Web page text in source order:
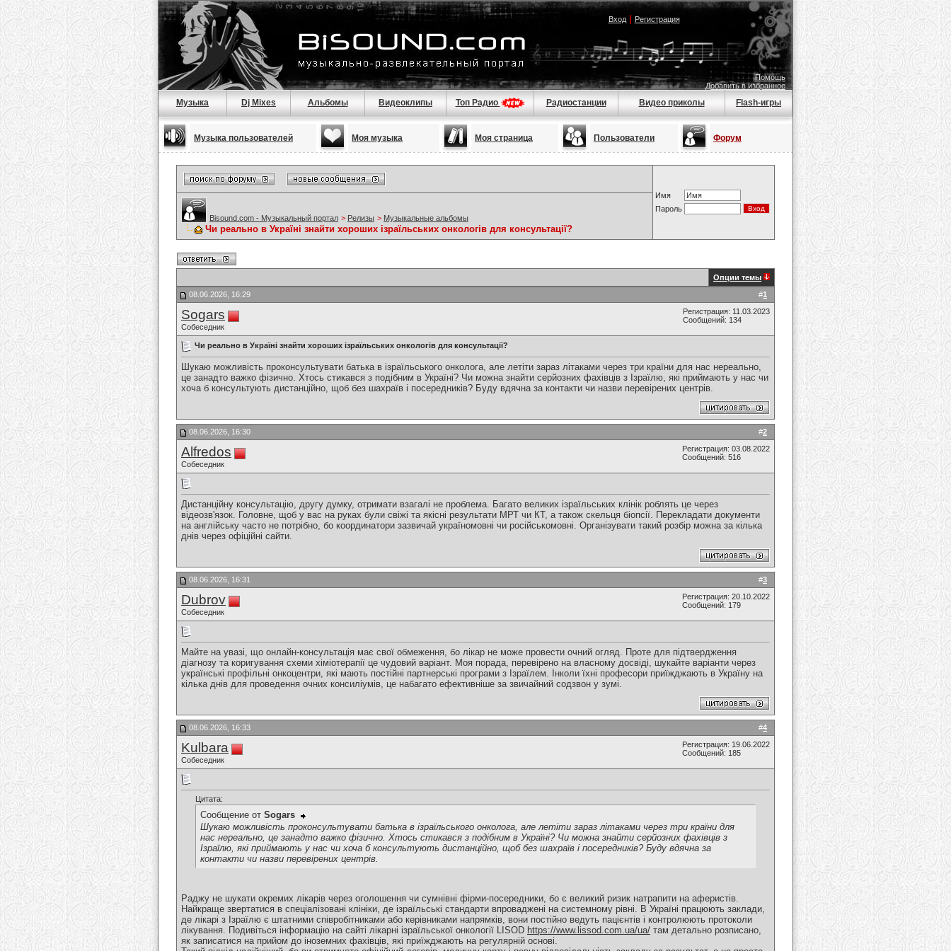
Вход| Регистрация
Помощь
Добавить в избранное
Музыка Dj Mixes Альбомы Видеоклипы Топ Радио Радиостанции Видео приколы Flash-игры
Музыка пользователей Моя музыка Моя страница Пользователи Форум
Имя
Пароль
Bisound.com - Музыкальный портал > Релизы > Музыкальные альбомы
Чи реально в Україні знайти хороших ізраїльських онкологів для консультації?
Опции темы
#1
08.06.2026, 16:29
Sogars
Собеседник
Регистрация: 11.03.2023
Сообщений: 134
Чи реально в Україні знайти хороших ізраїльських онкологів для консультації?
Шукаю можливість проконсультувати батька в ізраїльського онколога, але летіти зараз літаками через три країни для нас нереально,
це занадто важко фізично. Хтось стикався з подібним в Україні? Чи можна знайти серйозних фахівців з Ізраїлю, які приймають у нас чи
хоча б консультують дистанційно, щоб без шахраїв і посередників? Буду вдячна за контакти чи назви перевірених центрів.
#2
08.06.2026, 16:30
Alfredos
Собеседник
Регистрация: 03.08.2022
Сообщений: 516
Дистанційну консультацію, другу думку, отримати взагалі не проблема. Багато великих ізраїльських клінік роблять це через
відеозв'язок. Головне, щоб у вас на руках були свіжі та якісні результати МРТ чи КТ, а також скельця біопсії. Перекладати документи
на англійську часто не потрібно, бо координатори зазвичай україномовні чи російськомовні. Організувати такий розбір можна за кілька
днів через офіційні сайти.
#3
08.06.2026, 16:31
Dubrov
Собеседник
Регистрация: 20.10.2022
Сообщений: 179
Майте на увазі, що онлайн-консультація має свої обмеження, бо лікар не може провести очний огляд. Проте для підтвердження
діагнозу та коригування схеми хіміотерапії це чудовий варіант. Моя порада, перевірено на власному досвіді, шукайте варіанти через
українські профільні онкоцентри, які мають постійні партнерські програми з Ізраїлем. Інколи їхні професори приїжджають в Україну на
кілька днів для проведення очних консиліумів, це набагато ефективніше за звичайний содзвон у зумі.
#4
08.06.2026, 16:33
Kulbara
Собеседник
Регистрация: 19.06.2022
Сообщений: 185
Цитата:
Сообщение от Sogars
Шукаю можливість проконсультувати батька в ізраїльського онколога, але летіти зараз літаками через три країни для
нас нереально, це занадто важко фізично. Хтось стикався з подібним в Україні? Чи можна знайти серйозних фахівців з
Ізраїлю, які приймають у нас чи хоча б консультують дистанційно, щоб без шахраїв і посередників? Буду вдячна за
контакти чи назви перевірених центрів.
Раджу не шукати окремих лікарів через оголошення чи сумнівні фірми-посередники, бо є великий ризик натрапити на аферистів.
Найкраще звертатися в спеціалізовані клініки, де ізраїльські стандарти впроваджені на системному рівні. В Україні працюють заклади,
де лікарі з Ізраїлю є штатними співробітниками або керівниками напрямків, вони постійно ведуть пацієнтів і контролюють протоколи
лікування. Подивіться інформацію на сайті лікарні ізраїльської онкології LISOD https://www.lissod.com.ua/ua/ там детально розписано,
як записатися на прийом до іноземних фахівців, які приїжджають на регулярній основі.